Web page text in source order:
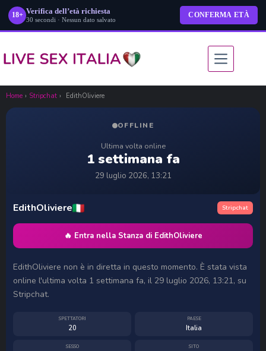
18+ Verifica dell’età richiesta
30 secondi · Nessun dato salvato
CONFERMA ETÀ
contenuto
Home › Stripchat › EdithOliviere
OFFLINE
Ultima volta online
1 settimana fa
29 luglio 2026, 13:21
EdithOliviere Stripchat
🔥 Entra nella Stanza di EdithOliviere
EdithOliviere non è in diretta in questo momento. È stata vista
online l'ultima volta 1 settimana fa, il 29 luglio 2026, 13:21, su
Stripchat.
SPETTATORI
20
PAESE
Italia
SESSO SITO